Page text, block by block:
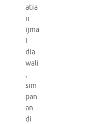
atia
n
ijma
l
dia
wali
,
sim
pan
an
di